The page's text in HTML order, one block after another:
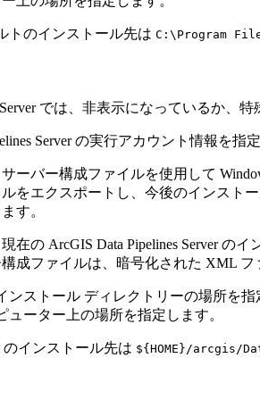
トのインストール先は C:\Program
Server では、非表示になっているか、特
Server の実行アカウント情報を指
ーバー構成ファイルを使用して
をエクスポートし、今後のインスト
す。
在の ArcGIS Data Pipelines Server
成ファイルは、暗号化された XML フ
ンストール ディレクトリーの場所を
ューター上の場所を指定します。
インストール先は ${HOME}/arcgis/